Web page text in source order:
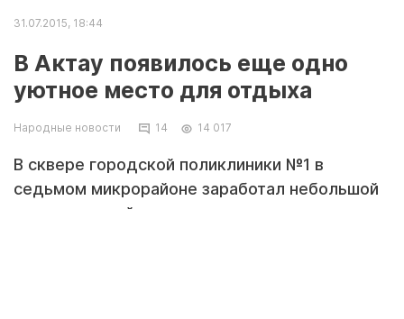
31.07.2015, 18:44
В Актау появилось еще одно
уютное место для отдыха
Народные новости 14 14 017
В сквере городской поликлиники №1 в
седьмом микрорайоне заработал небольшой
искусственный пруд.